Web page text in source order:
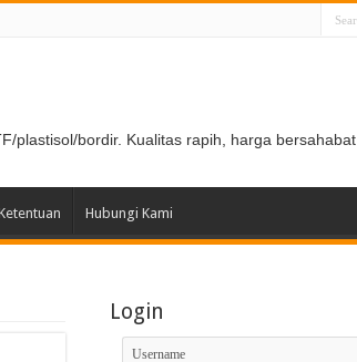
plastisol/bordir. Kualitas rapih, harga bersahabat
Hubungi Kami
Login